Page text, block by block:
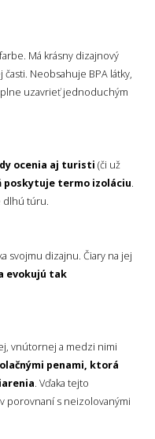
Má krásny dizajnový
Neobsahuje BPA látky,
uzavrieť jednoduchým
ocenia aj turisti (či už
poskytuje termo izoláciu.
dlhú túru.
svojmu dizajnu. Čiary na jej
evokujú tak
vnútornej a medzi nimi
penami, ktorá
. Vďaka tejto
v porovnaní s neizolovanými